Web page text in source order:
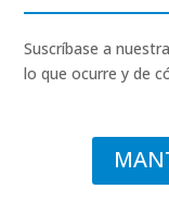
Suscríbase a
lo que ocurre y de